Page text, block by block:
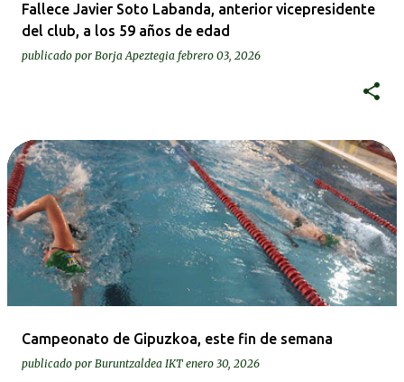
Fallece Javier Soto Labanda, anterior vicepresidente
del club, a los 59 años de edad
publicado por Borja Apeztegia febrero 03, 2026
Campeonato de Gipuzkoa, este fin de semana
publicado por Buruntzaldea IKT enero 30, 2026